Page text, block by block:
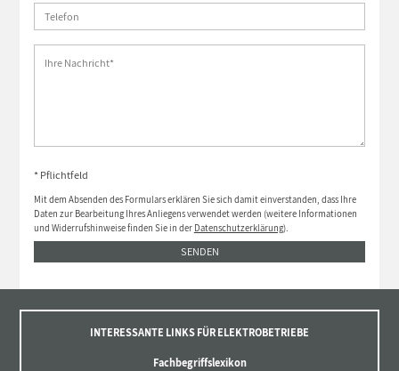
* Pflichtfeld
Mit dem Absenden des Formulars erklären Sie sich damit einverstanden, dass Ihre
Daten zur Bearbeitung Ihres Anliegens verwendet werden (weitere Informationen
und Widerrufshinweise finden Sie in der Datenschutzerklärung).
SENDEN
INTERESSANTE LINKS FÜR ELEKTROBETRIEBE
Fachbegriffslexikon